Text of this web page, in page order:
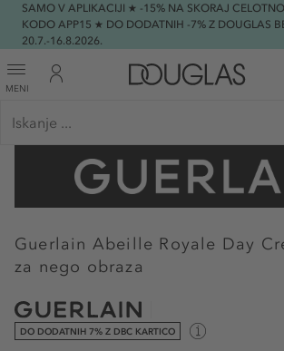
SAMO V APLIKACIJI ★ -15% NA SKORAJ
KODO APP15 ★ DO DODATNIH -7% Z DOUGLAS
20.7.-16.8.2026.
MENI
Guerlain Abeille Royale Day
za nego obraza
DO DODATNIH 7% Z DBC KARTICO